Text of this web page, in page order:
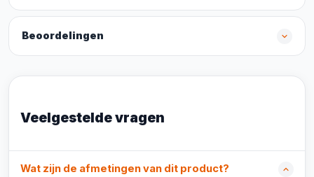
Beoordelingen
Veelgestelde vragen
Wat zijn de afmetingen van dit product?